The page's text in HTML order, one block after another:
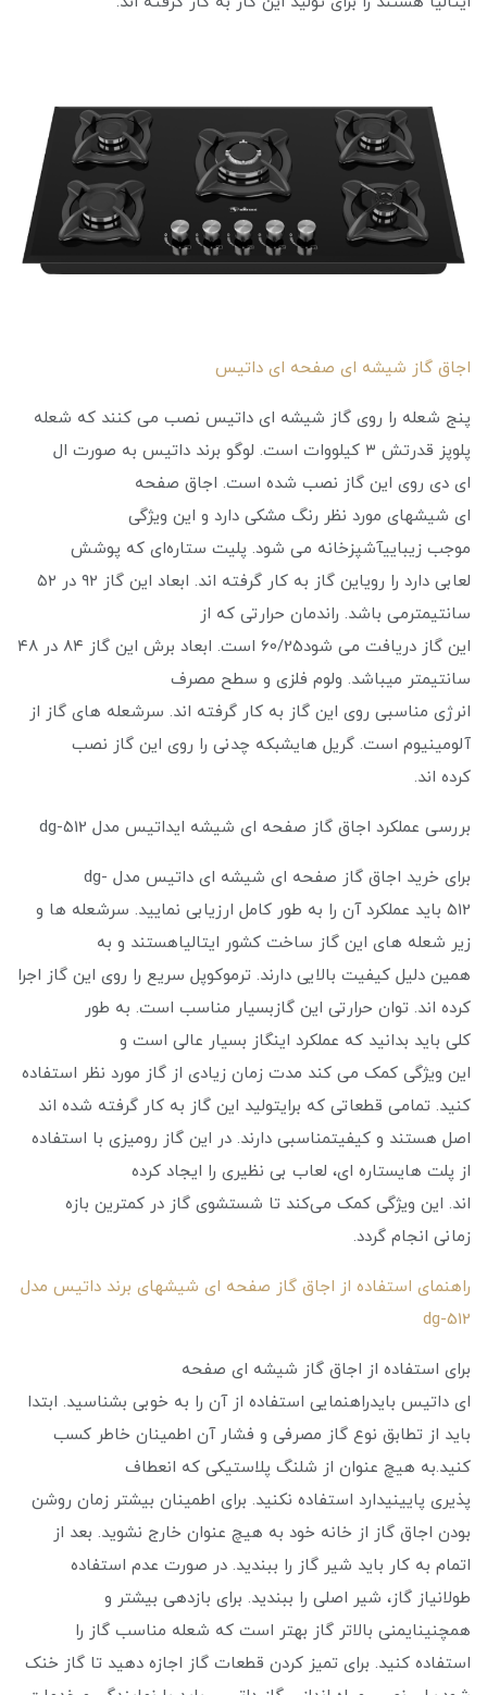
اجاق گاز شیشه ای صفحه ای داتیس
پنج شعله را روی گاز شیشه ای داتیس نصب می کنند که شعله
پلوپز قدرتش ۳ کیلووات است. لوگو برند داتیس به صورت ال
ای دی روی این گاز نصب شده است. اجاق صفحه
ای شیشهای مورد نظر رنگ مشکی دارد و این ویژگی
موجب زیباییآشپزخانه می شود. پلیت ستاره‌ای که پوشش
لعابی دارد را رویاین گاز به کار گرفته اند. ابعاد این گاز ۹۲ در ۵۲
سانتیمترمی باشد. راندمان حرارتی که از
این گاز دریافت می شود60/25 است. ابعاد برش این گاز ۸۴ در ۴۸
سانتیمتر میباشد. ولوم فلزی و سطح مصرف
انرژی مناسبی روی این گاز به کار گرفته اند. سرشعله های گاز از
آلومینیوم است. گریل هایشبکه چدنی را روی این گاز نصب
کرده ‌اند.
بررسی عملکرد اجاق گاز صفحه ای شیشه ایداتیس مدل dg-512
برای خرید اجاق گاز صفحه ای شیشه ای داتیس مدل dg-
512 باید عملکرد آن را به طور کامل ارزیابی نمایید. سرشعله ها و
زیر شعله های این گاز ساخت کشور ایتالیاهستند و به
همین دلیل کیفیت بالایی دارند. ترموکوپل ‌سریع را روی این گاز اجرا
کرده اند. توان حرارتی این گازبسیار مناسب است. به طور
کلی باید بدانید که عملکرد اینگاز بسیار عالی است و
این ویژگی کمک می کند مدت زمان زیادی از گاز مورد نظر استفاده
کنید. تمامی قطعاتی که برایتولید این گاز به کار گرفته شده ‌اند
اصل هستند و کیفیتمناسبی دارند. در این گاز رومیزی با استفاده
از پلت هایستاره ای، لعاب بی نظیری را ایجاد کرده
اند. این ویژگی کمک می‌کند تا شستشوی گاز در کمترین بازه
زمانی انجام گردد.
راهنمای استفاده از اجاق گاز صفحه ای شیشهای برند داتیس مدل
dg-512
برای استفاده از اجاق گاز شیشه ای صفحه
ای داتیس بایدراهنمایی استفاده از آن را به خوبی بشناسید. ابتدا
باید از تطابق نوع گاز مصرفی و فشار آن اطمینان خاطر کسب
کنید.به هیچ عنوان از شلنگ پلاستیکی که انعطاف
پذیری پایینیدارد استفاده نکنید. برای اطمینان بیشتر زمان روشن
بودن اجاق گاز از خانه خود به هیچ عنوان خارج نشوید. بعد از
اتمام به کار باید شیر گاز را ببندید. در صورت عدم استفاده
طولانیاز گاز، شیر اصلی را ببندید. برای بازدهی بیشتر و
همچنینایمنی بالاتر گاز بهتر است که شعله مناسب گاز را
استفاده کنید. برای تمیز کردن قطعات گاز اجازه دهید تا گاز خنک